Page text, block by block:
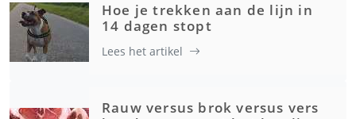
Hoe je trekken aan de lijn in
14 dagen stopt
Lees het artikel
Rauw versus brok versus vers